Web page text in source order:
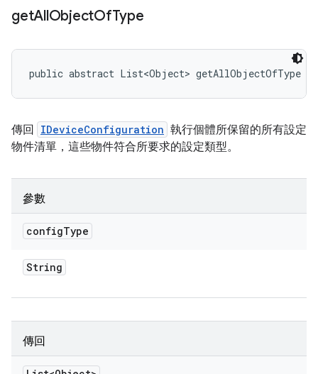
getAllObjectOfType
public abstract List<Object> getAllObjectOfType
傳回 IDeviceConfiguration 執行個體所保留的所有設定
物件清單，這些物件符合所要求的設定類型。
參數
configType
String
傳回